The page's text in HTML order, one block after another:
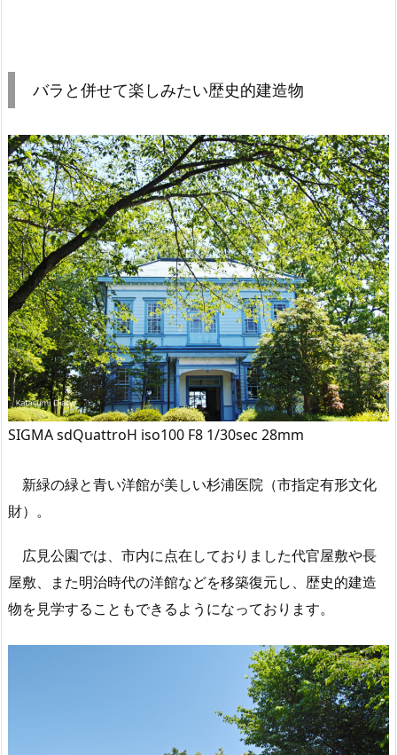
バラと併せて楽しみたい歴史的建造物
SIGMA sdQuattroH iso100 F8 1/30sec 28mm
新緑の緑と青い洋館が美しい杉浦医院（市指定有形文化
財）。
広見公園では、市内に点在しておりました代官屋敷や長
屋敷、また明治時代の洋館などを移築復元し、歴史的建造
物を見学することもできるようになっております。